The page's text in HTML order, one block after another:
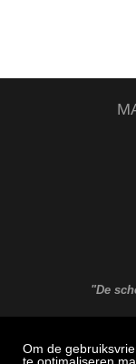
Om de
"De